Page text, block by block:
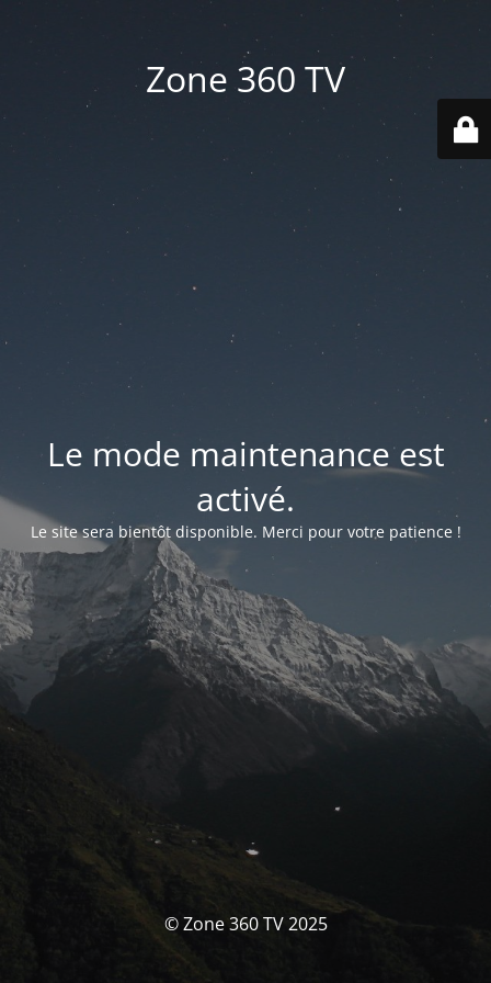
Zone 360 TV
Le mode maintenance est
activé.
Le site sera bientôt disponible. Merci pour votre patience !
© Zone 360 TV 2025